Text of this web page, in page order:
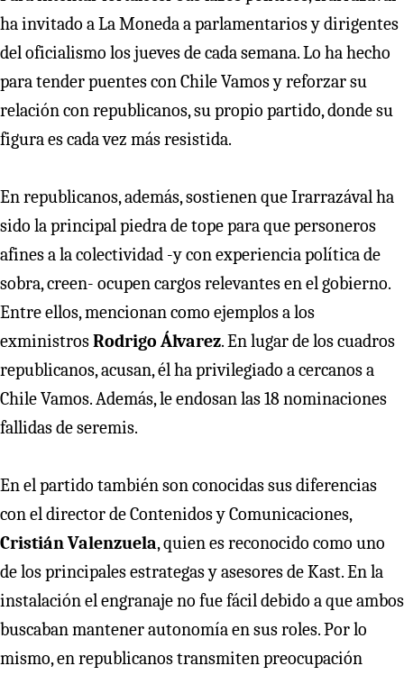
ha invitado a La Moneda a parlamentarios y dirigentes
del oficialismo los jueves de cada semana. Lo ha hecho
para tender puentes con Chile Vamos y reforzar su
relación con republicanos, su propio partido, donde su
figura es cada vez más resistida.
En republicanos, además, sostienen que Irarrazával ha
sido la principal piedra de tope para que personeros
afines a la colectividad -y con experiencia política de
sobra, creen- ocupen cargos relevantes en el gobierno.
Entre ellos, mencionan como ejemplos a los
exministrosRodrigo Álvarez. En lugar de los cuadros
republicanos, acusan, él ha privilegiado a cercanos a
Chile Vamos. Además, le endosan las 18 nominaciones
fallidas de seremis.
En el partido también son conocidas sus diferencias
con el director de Contenidos y Comunicaciones,
Cristián Valenzuela, quien es reconocido como uno
de los principales estrategas y asesores de Kast. En la
instalación el engranaje no fue fácil debido a que ambos
buscaban mantener autonomía en sus roles. Por lo
mismo, en republicanos transmiten preocupación